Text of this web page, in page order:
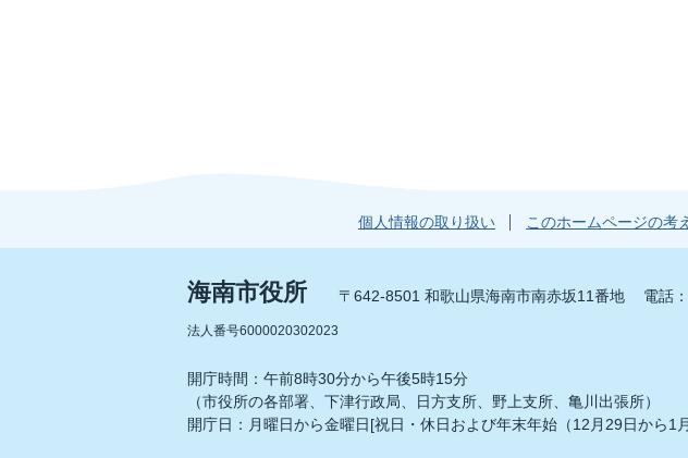
個人情報の取り扱い このホームページの考
海南市役所
法人番号6000020302023
〒642-8501 和歌山県海南市南赤坂11番地 電話
開庁時間：午前8時30分から午後5時15分
（市役所の各部署、下津行政局、日方支所、野上支所、亀川出張所）
開庁日：月曜日から金曜日[祝日・休日および年末年始（12月29日から1